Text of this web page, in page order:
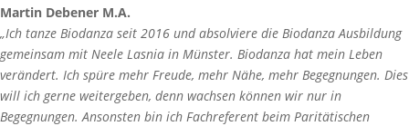
Martin Debener M.A.
„Ich tanze Biodanza seit 2016 und absolviere die Biodanza Ausbildung
gemeinsam mit Neele Lasnia in Münster. Biodanza hat mein Leben
verändert. Ich spüre mehr Freude, mehr Nähe, mehr Begegnungen. Dies
will ich gerne weitergeben, denn wachsen können wir nur in
Begegnungen. Ansonsten bin ich Fachreferent beim Paritätischen